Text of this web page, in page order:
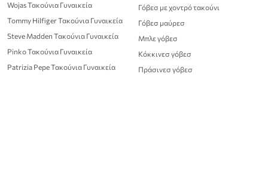
Wojas Τακούνια Γυναικεία
Tommy Hilfiger Τακούνια Γυναικεία
Steve Madden Τακούνια Γυναικεία
Pinko Τακούνια Γυναικεία
Patrizia Pepe Τακούνια Γυναικεία
Γόβεσ με χοντρό τακούνι
Γόβεσ μαύρεσ
Μπλε γόβεσ
Κόκκινεσ γόβεσ
Πράσινεσ γόβεσ